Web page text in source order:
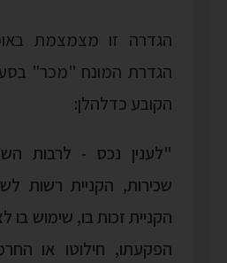
הגדרה זו מצמצמת
הקובע כדלהלן:
"לענין נכס ‑ לרבות
שכירות, הקניית רשות
הקניית זכות בו, שימוש בו
הפקעתו, חילוטו או